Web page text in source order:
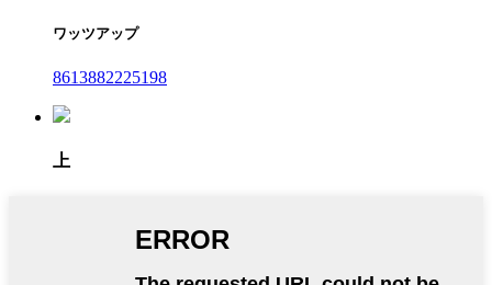
ワッツアップ
8613882225198
上